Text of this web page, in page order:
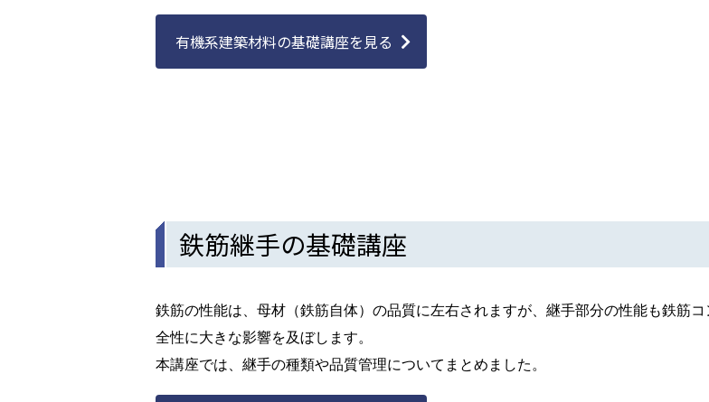
有機系建築材料の基礎講座を見る
鉄筋継手の基礎講座
鉄筋の性能は、母材（鉄筋自体）の品質に左右されますが、継手部分の性能も鉄筋
全性に大きな影響を及ぼします。
本講座では、継手の種類や品質管理についてまとめました。